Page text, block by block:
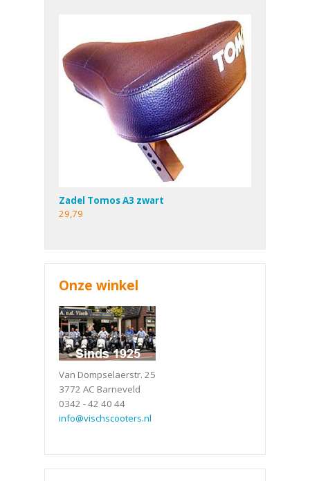
Zadel Tomos A3 zwart
29,79
Onze winkel
Van Dompselaerstr. 25
3772 AC Barneveld
0342 - 42 40 44
info@vischscooters.nl